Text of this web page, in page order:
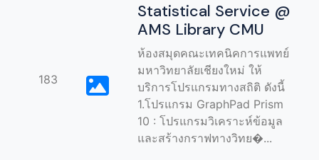
183
Statistical Service @
AMS Library CMU
ห้องสมุดคณะเทคนิคการแพทย์
มหาวิทยาลัยเชียงใหม่ ให้
บริการโปรแกรมทางสถิติ ดังนี้
1.โปรแกรม GraphPad Prism
10 : โปรแกรมวิเคราะห์ข้อมูล
และสร้างกราฟทางวิทย�...